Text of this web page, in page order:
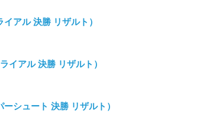
アル 決勝 リザルト）
イアル 決勝 リザルト）
シュート 決勝 リザルト）